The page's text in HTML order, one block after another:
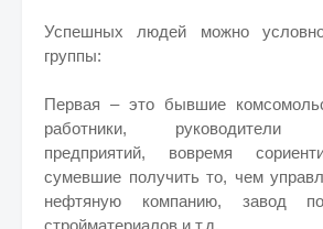
Успешных людей можно
группы:
Первая – это бывшие
работники, руководители
предприятий, вовремя
сумевшие получить то, чем
нефтяную компанию, завод по
стройматериалов и т.д.